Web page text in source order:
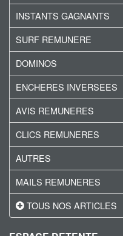
INSTANTS GAGNANTS
SURF REMUNERE
DOMINOS
ENCHERES INVERSEES
AVIS REMUNERES
CLICS REMUNERES
AUTRES
MAILS REMUNERES
TOUS NOS ARTICLES